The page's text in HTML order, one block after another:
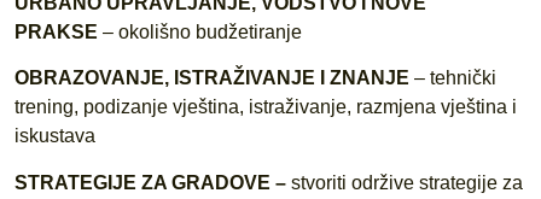
PRAKSE – okolišno budžetiranje
OBRAZOVANJE, ISTRAŽIVANJE I ZNANJE – tehnički
trening, podizanje vještina, istraživanje, razmjena vještina i
iskustava
STRATEGIJE ZA GRADOVE – stvoriti održive strategije za